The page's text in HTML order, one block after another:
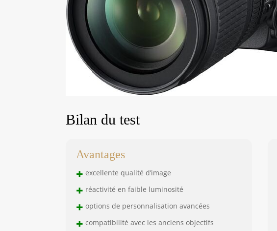
Bilan du test
Avantages
+ excellente qualité d’image
+ réactivité en faible luminosité
+ options de personnalisation avancées
+ compatibilité avec les anciens objectifs